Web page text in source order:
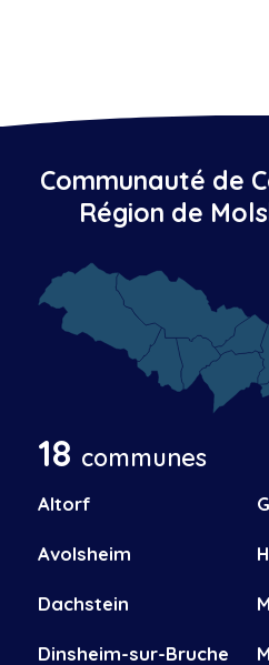
Communauté de
Région de
18 communes
Altorf
Avolsheim
Dachstein
Dinsheim-sur-Bruche